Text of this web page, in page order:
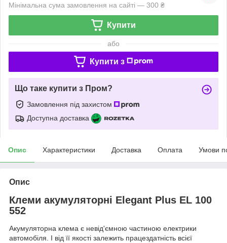
Мінімальна сума замовлення на сайті — 300 ₴
Купити
або
Купити з
Що таке купити з Пром?
Замовлення під захистом
Доступна доставка
Опис Характеристики Доставка Оплата Умови
Опис
Клеми акумуляторні Elegant Plus EL 100
552
Акумуляторна клема є невід'ємною частиною електрики
автомобіля. І від її якості залежить працездатність всієї